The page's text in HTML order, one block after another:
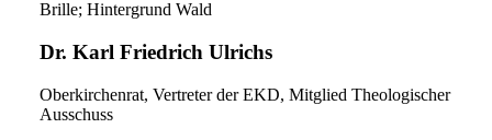
Dr. Karl Friedrich Ulrichs
Oberkirchenrat, Vertreter der EKD, Mitglied Theologischer
Ausschuss